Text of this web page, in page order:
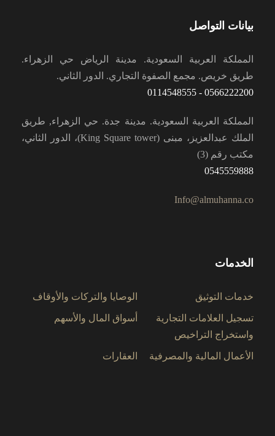
بيانات التواصل
المملكة العربية السعودية. مدينة الرياض حي الزهراء.
طريق خريص. مجمع الصفوة التجاري. الدور الثاني.
0566222200 - 0114548555
المملكة العربية السعودية. مدينة جدة. حي الزهراء, طريق
الملك عبدالعزيز، مبنى (King Square tower)، الدور الثاني،
مكتب رقم (3)
0545559888
Info@almuhanna.co
الخدمات
خدمات التوثيق الوصايا والتركات والأوقاف
تسجيل العلامات التجارية
واستخراج التراخيص
أسواق المال والأسهم
الأعمال المالية والمصرفية العقارات